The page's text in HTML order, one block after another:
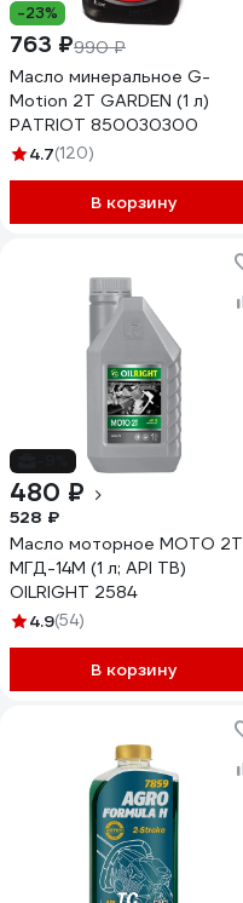
-23%
763 ₽990 ₽
Масло минеральное G-
Motion 2Т GARDEN (1 л)
PATRIOT 850030300
4.7(120)
В корзину
480 ₽
528 ₽
Масло моторное МОТО 2Т
МГД-14М (1 л; API TB)
OILRIGHT 2584
4.9(54)
В корзину